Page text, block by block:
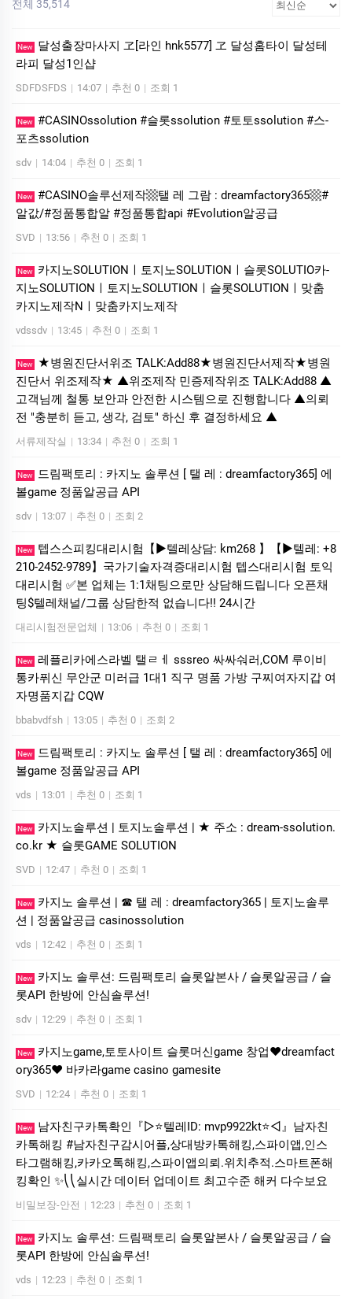
전체 35,514
New
달성출장마사지 ヱ[라인 hnk5577] ヱ 달성홈타이 달성테
라피 달성1인샵
SDFDSFDS | 14:07 | 추천 0 | 조회 1
New #CASINOssolution #슬­롯ssolution #토토ssolution #스­
포츠ssolution
sdv | 14:04 | 추천 0 | 조회 1
New #CASINO솔루선제작▩탤 레 그람 : dreamfactory365▩#
알값/#정품통합알 #정품통합api #Evolution알공급
SVD | 13:56 | 추천 0 | 조회 1
New
카­지노SOLUTIONㅣ토지노SOLUTIONㅣ슬롯SOLUTIO카­
지노SOLUTIONㅣ토지노SOLUTIONㅣ슬롯SOLUTIONㅣ맞춤
카­지노제작Nㅣ맞춤카­지노제작
vdssdv | 13:45 | 추천 0 | 조회 1
New
★병원진단서위조 TALK:Add88★병원진단서제작★병원
진단서 위조제작★ ▲위조제작 민증제작위조 TALK:Add88 ▲
고객님께 철통 보안과 안전한 시스템으로 진행합니다 ▲의뢰
전 "충분히 듣고, 생각, 검토" 하신 후 결정하세요 ▲
서류제작실 | 13:34 | 추천 0 | 조회 1
New
드림팩토리 : 카­지노 솔­루션 [ 탤 레 : dreamfactory365] 에
볼game 정품알공급 API
sdv | 13:07 | 추천 0 | 조회 2
New
텝스스피킹대리시험【▶텔레상담: km268 】【▶텔레: +8
210-2452-9789】국가기술자격증대리시험 텝스대리시험 토익
대리시험 ✅본 업체는 1:1채팅으로만 상담해드립니다 오픈채
팅$텔레채널/그룹 상담한적 없습니다!! 24시간
대리시험전문업체 | 13:06 | 추천 0 | 조회 1
New 레플리카에스라벨 탤ㄹㅔ sssreo 싸싸숴러,COM 루이비
통카퓌신 무안군 미러급 1대1 직구 명품 가방 구찌여자지갑 여
자명품지갑 CQW
bbabvdfsh | 13:05 | 추천 0 | 조회 2
New
드림팩토리 : 카­지노 솔­루션 [ 탤 레 : dreamfactory365] 에
볼game 정품알공급 API
vds | 13:01 | 추천 0 | 조회 1
New
카지노솔루션 | 토지노솔루션 | ★ 주소 : dream-ssolution.
co.kr ★ 슬롯GAME SOLUTION
SVD | 12:47 | 추천 0 | 조회 1
New
카­지노 솔­루션 | ☎ 탤 레 : dreamfactory365 | 토지노솔­루
션 | 정품알공급 casinossolution
vds | 12:42 | 추천 0 | 조회 1
New
카지노 솔루션: 드림팩토리 슬롯알본사 / 슬롯알공급 / 슬
롯API 한방에 안심솔루션!
sdv | 12:29 | 추천 0 | 조회 1
New
카­지노game,토­토사이트 슬­롯머­신game 창업❤dreamfact
ory365❤ 바­카라game casino gamesite
SVD | 12:24 | 추천 0 | 조회 1
New
남자친구카톡확인『▷⭐텔레ID: mvp9922kt⭐◁』남자친
카톡해킹 #남자친구감시어플,상대방카톡해킹,스파이앱,인스
타그램해킹,카카오톡해킹,스파이앱의뢰.위치추적.스마트폰해
킹확인 ✨⎝⎝실시간 데이터 업데이트 최고수준 해커 다수보요
비밀보장-안전 | 12:23 | 추천 0 | 조회 1
New
카지노 솔루션: 드림팩토리 슬롯알본사 / 슬롯알공급 / 슬
롯API 한방에 안심솔루션!
vds | 12:23 | 추천 0 | 조회 1